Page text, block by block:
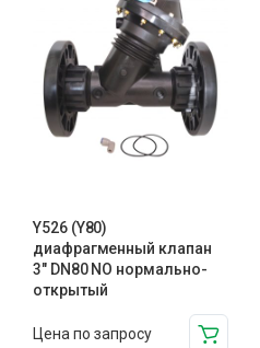
Y526 (Y80)
диафрагменный клапан
3″ DN80 NO нормально-
открытый
Цена по запросу